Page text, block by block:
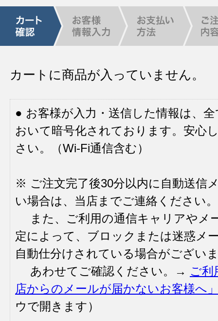
カートに商品が入っていません。
● お客様が入力・送信した情報は、
おいて暗号化されております。安心
さい。（Wi-Fi通信含む）
※ ご注文完了後30分以内に自動送信
い場合は、当店までご連絡ください。
また、ご利用の通信キャリアやメ
定によって、ブロックまたは迷惑メ
自動仕分けされている場合がござい
あわせてご確認ください。→ ご利
店からのメールが届かないお客様へ
ウで開きます）